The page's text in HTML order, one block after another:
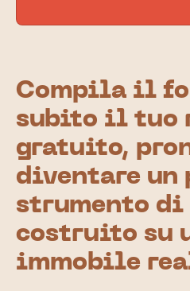
Compila il
subito il tuo
gratuito,
diventare un
strumento di
costruito su
immobile